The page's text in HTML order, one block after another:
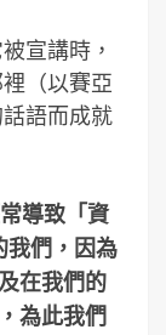
宣講時，
（以賽亞
語而成就
導致「資
我們，因為
在我們的
為此我們